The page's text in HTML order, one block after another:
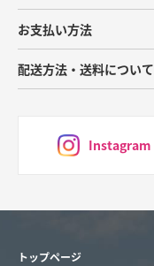
お支払い方法
配送方法・送料について
Instagram
トップページ